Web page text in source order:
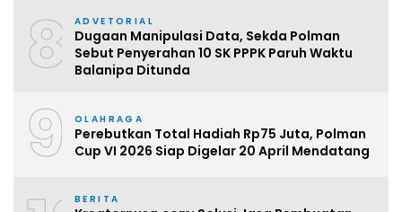
8 ADVETORIAL
Dugaan Manipulasi Data, Sekda Polman
Sebut Penyerahan 10 SK PPPK Paruh Waktu
Balanipa Ditunda
9 OLAHRAGA
Perebutkan Total Hadiah Rp75 Juta, Polman
Cup VI 2026 Siap Digelar 20 April Mendatang
BERITA